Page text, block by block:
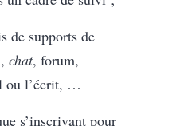
de supports de
chat, forum,
ou l’écrit, …
s’inscrivant pour